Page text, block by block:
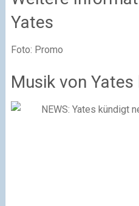
Yates
Foto: Promo
Musik von Yates